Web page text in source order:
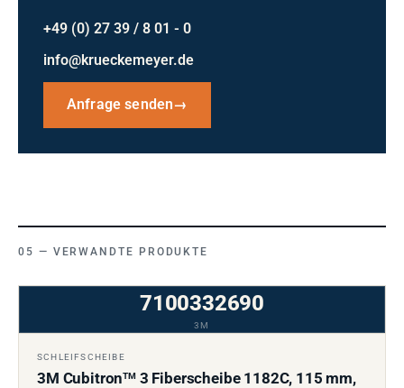
+49 (0) 27 39 / 8 01 - 0
info@krueckemeyer.de
Anfrage senden→
VERWANDTE PRODUKTE
7100332690
3M
SCHLEIFSCHEIBE
3M CubitronTM3 Fiberscheibe 1182C, 115 mm,